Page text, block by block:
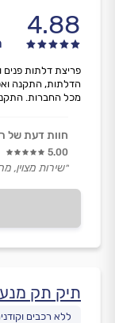
4.88
פריצת דלתות פנים
הדלתות, התקנה
מכל החברות.
חוות דעת של
5.00
״שירות מצוין,
תיק תק